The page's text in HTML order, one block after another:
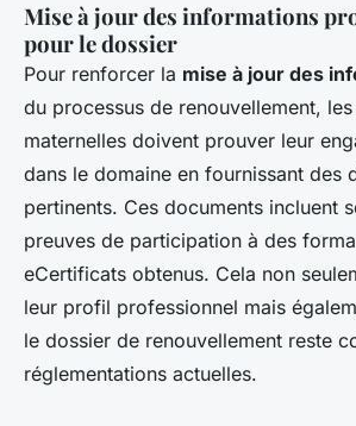
Mise à jour des informations
pour le dossier
Pour renforcer la mise à jour des
du processus de renouvellement,
maternelles doivent prouver leur
dans le domaine en fournissant des
pertinents. Ces documents incluent
preuves de participation à des
eCertificats obtenus. Cela non
leur profil professionnel mais
le dossier de renouvellement reste
réglementations actuelles.